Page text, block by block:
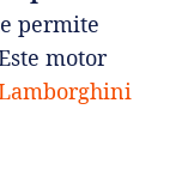
permite
motor